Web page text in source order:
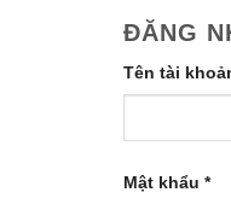
ĐĂNG
Tên tài
Mật khẩu *